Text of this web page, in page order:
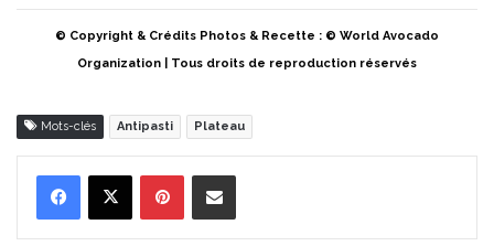
© Copyright & Crédits Photos & Recette : © World Avocado
Organization | Tous droits de reproduction réservés
Mots-clés Antipasti Plateau